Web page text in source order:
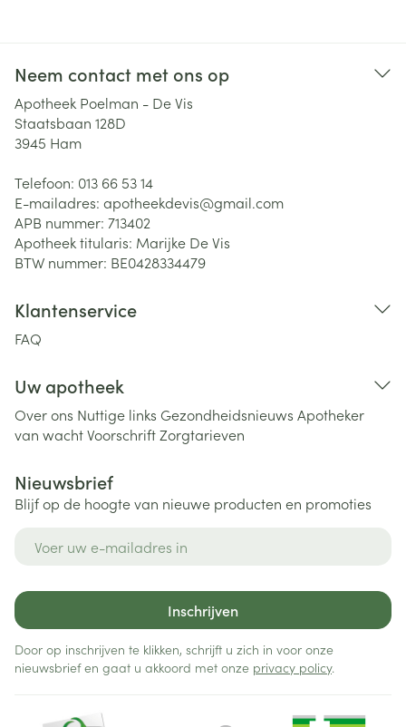
Neem contact met ons op
Apotheek Poelman - De Vis
Staatsbaan 128D
3945 Ham
Telefoon: 013 66 53 14
E-mailadres: apotheekdevis@gmail.com
APB nummer: 713402
Apotheek titularis: Marijke De Vis
BTW nummer: BE0428334479
Klantenservice
FAQ
Uw apotheek
Over ons Nuttige links Gezondheidsnieuws Apotheker
van wachtVoorschriftZorgtarieven
Nieuwsbrief
Blijf op de hoogte van nieuwe producten en promoties
Inschrijven
Door op inschrijven te klikken, schrijft u zich in voor onze
nieuwsbrief en gaat u akkoord met onze privacy policy.